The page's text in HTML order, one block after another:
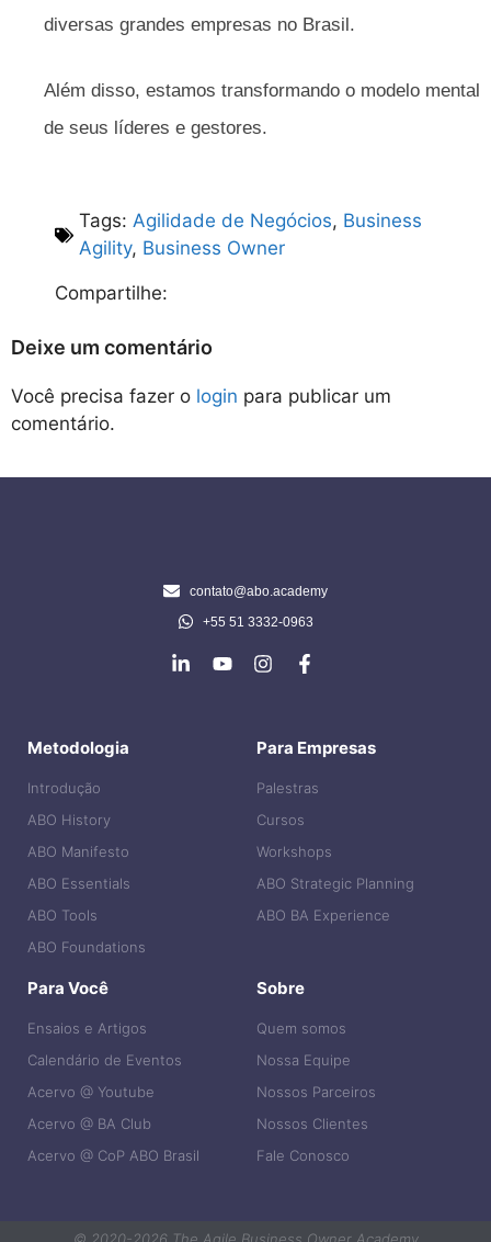
diversas grandes empresas no Brasil.
Além disso, estamos transformando o modelo mental
de seus líderes e gestores.
Tags: Agilidade de Negócios, Business
Agility, Business Owner
Compartilhe:
Deixe um comentário
Você precisa fazer o login para publicar um
comentário.
contato@abo.academy
+55 51 3332-0963
Metodologia
Introdução
ABO History
ABO Manifesto
ABO Essentials
ABO Tools
ABO Foundations
Para Empresas
Palestras
Cursos
Workshops
ABO Strategic Planning
ABO BA Experience
Para Você
Ensaios e Artigos
Calendário de Eventos
Acervo @ Youtube
Acervo @ BA Club
Acervo @ CoP ABO Brasil
Sobre
Quem somos
Nossa Equipe
Nossos Parceiros
Nossos Clientes
Fale Conosco
© 2020-2026 The Agile Business Owner Academy